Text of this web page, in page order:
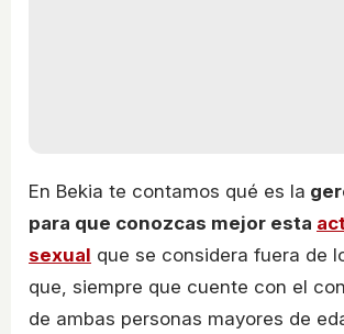
En Bekia te contamos qué es la
para que conozcas mejor esta
sexual que se considera fuera de
que, siempre que cuente con el
de ambas personas mayores de